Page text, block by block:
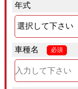
年式
車種名 必須